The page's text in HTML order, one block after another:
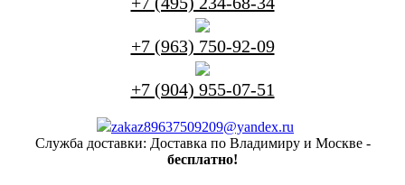
+7 (963) 750-92-09
+7 (904) 955-07-51
zakaz89637509209@yandex.ru
Служба доставки: Доставка по Владимиру и Москве -
бесплатно!